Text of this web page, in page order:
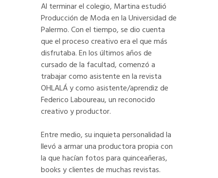
Al terminar el colegio, Martina estudió
Producción de Moda en la Universidad de
Palermo. Con el tiempo, se dio cuenta
que el proceso creativo era el que más
disfrutaba. En los últimos años de
cursado de la facultad, comenzó a
trabajar como asistente en la revista
OHLALÁ y como asistente/aprendiz de
Federico Laboureau, un reconocido
creativo y productor.
Entre medio, su inquieta personalidad la
llevó a armar una productora propia con
la que hacían fotos para quinceañeras,
books y clientes de muchas revistas.